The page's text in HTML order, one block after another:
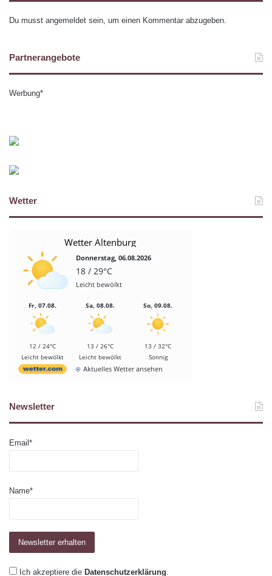
Du musst angemeldet sein, um einen Kommentar abzugeben.
Partnerangebote
Werbung*
Wetter
Wetter Altenburg
Donnerstag, 06.08.2026
18 / 29°C
Leicht bewölkt
Fr, 07.08.
12 / 24°C
Leicht bewölkt
Sa, 08.08.
13 / 26°C
Leicht bewölkt
So, 09.08.
13 / 32°C
Sonnig
Aktuelles Wetter ansehen
Newsletter
Email*
Name*
Ich akzeptiere die Datenschutzerklärung